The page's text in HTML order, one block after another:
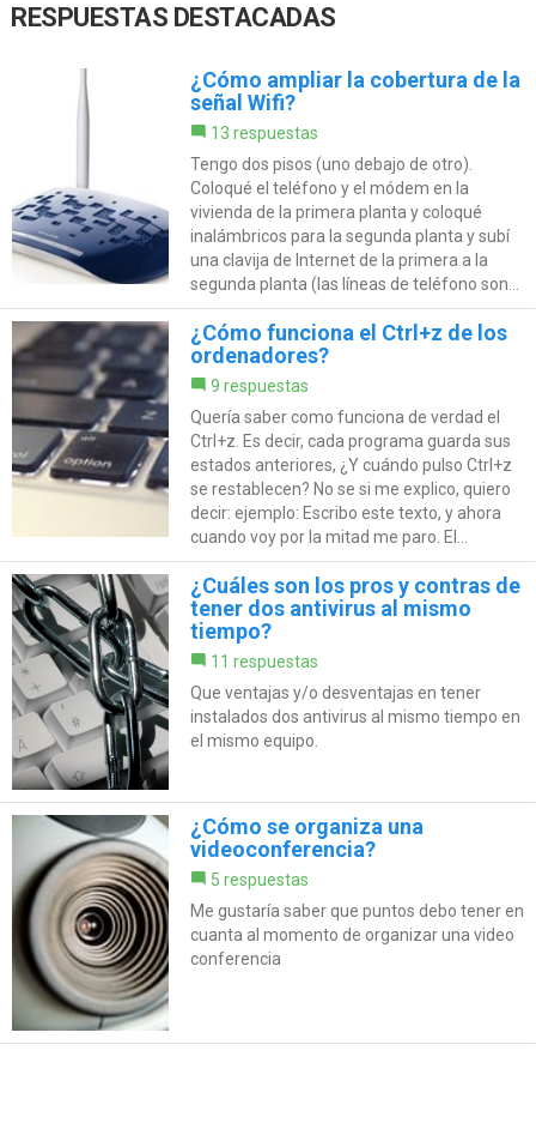
RESPUESTAS DESTACADAS
¿Cómo ampliar la cobertura de la
señal Wifi?
13 respuestas
Tengo dos pisos (uno debajo de otro).
Coloqué el teléfono y el módem en la
vivienda de la primera planta y coloqué
inalámbricos para la segunda planta y subí
una clavija de Internet de la primera a la
segunda planta (las líneas de teléfono son...
¿Cómo funciona el Ctrl+z de los
ordenadores?
9 respuestas
Quería saber como funciona de verdad el
Ctrl+z. Es decir, cada programa guarda sus
estados anteriores, ¿Y cuándo pulso Ctrl+z
se restablecen? No se si me explico, quiero
decir: ejemplo: Escribo este texto, y ahora
cuando voy por la mitad me paro. El...
¿Cuáles son los pros y contras de
tener dos antivirus al mismo
tiempo?
11 respuestas
Que ventajas y/o desventajas en tener
instalados dos antivirus al mismo tiempo en
el mismo equipo.
¿Cómo se organiza una
videoconferencia?
5 respuestas
Me gustaría saber que puntos debo tener en
cuanta al momento de organizar una video
conferencia